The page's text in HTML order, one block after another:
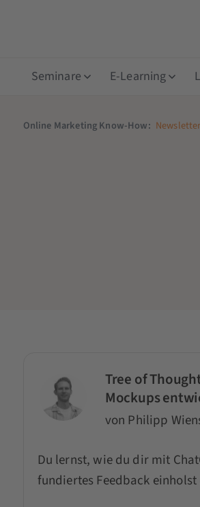
Seminare E-Learning
Online Marketing Know-How: Newsletter
Tree of
Mockups
von Philipp
Du lernst, wie du dir mit
fundiertes Feedback